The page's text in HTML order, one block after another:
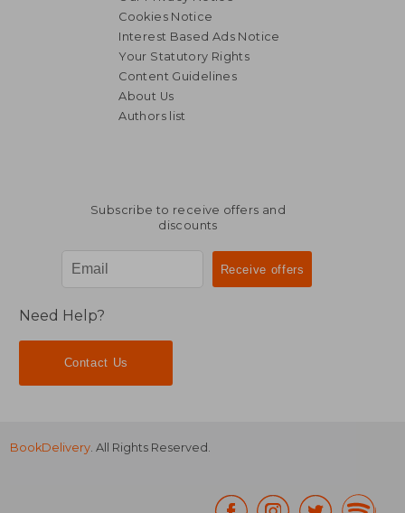
Cookies Notice
Interest Based Ads Notice
Your Statutory Rights
Content Guidelines
About Us
Authors list
Subscribe to receive offers and
discounts
Need Help?
Contact Us
BookDelivery . All Rights Reserved.